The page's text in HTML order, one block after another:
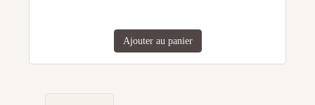
Ajouter au panier